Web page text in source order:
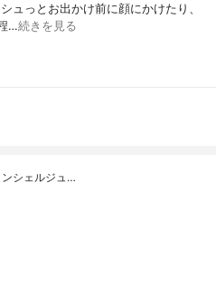
ュっとお出かけ前に顔にかけたり、
…続きを見る
シェルジュ…